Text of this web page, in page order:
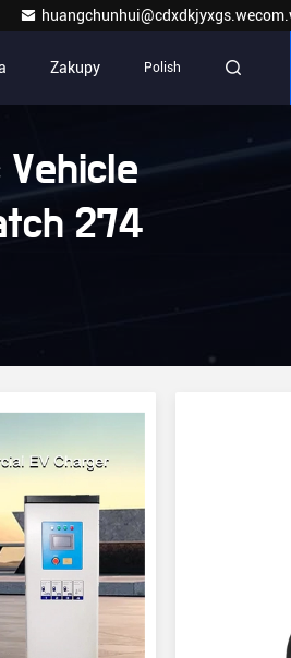
Zakupy Polish
274